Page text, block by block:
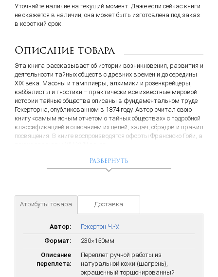
Уточняйте наличие на текущий момент. Даже если сейчас книги
не окажется в наличии, она может быть изготовлена под заказ
в короткий срок.
Описание товара
Эта книга рассказывает об истории возникновения, развития и
деятельности тайных обществ с древних времен и до середины
XIX века. Масоны и тамплиеры, алхимики и розенкрейцеры,
каббалисты и гностики – практически все известные мировой
истории тайные общества описаны в фундаментальном труде
Гекерторна, опубликованном в 1874 году. Автор считал свою
книгу «самым ясным отчетом о тайных обществах» с подробной
классификацией и описанием их целей, задач, обрядов и правил
посвящения. В книге воспроизводятся офорты Франсиско Гойи, а
Развернуть
Атрибуты товара Доставка
Автор:
Гекертон Ч.-У.
Формат:
230×150мм
Описание
переплета:
Переплет ручной работы из
натуральной кожи (шагрень),
окрашенный торшонированный